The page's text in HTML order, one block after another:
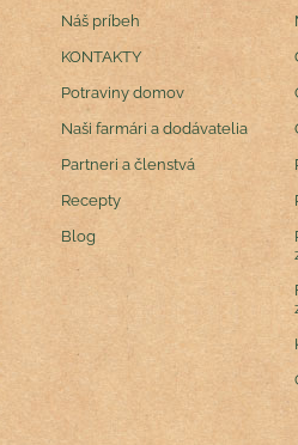
Náš príbeh
KONTAKTY
Potraviny domov
Naši farmári a dodávatelia
Partneri a členstvá
Recepty
Blog